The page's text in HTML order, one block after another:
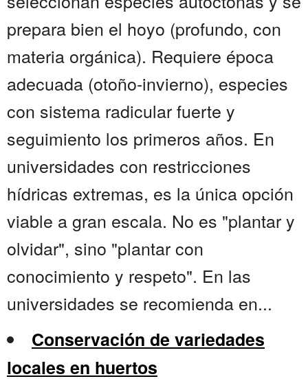
prepara bien el hoyo (profundo, con
materia orgánica). Requiere época
adecuada (otoño-invierno), especies
con sistema radicular fuerte y
seguimiento los primeros años. En
universidades con restricciones
hídricas extremas, es la única opción
viable a gran escala. No es "plantar y
olvidar", sino "plantar con
conocimiento y respeto". En las
universidades se recomienda en...
Conservación de variedades
locales en huertos